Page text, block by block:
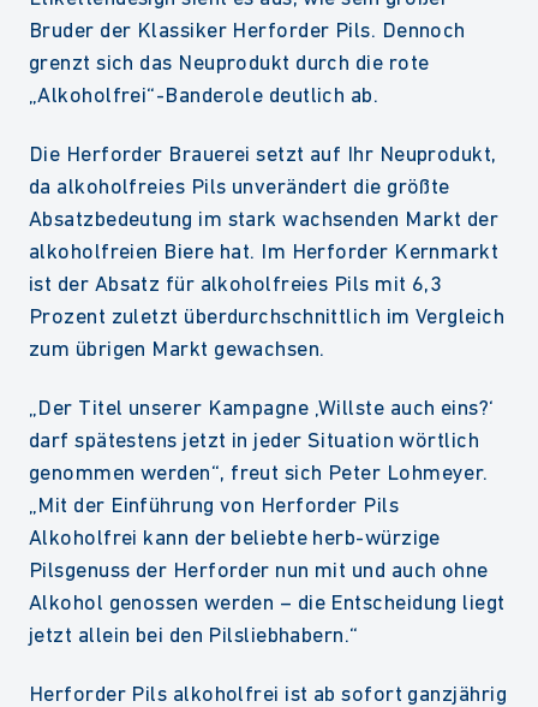
Bruder der Klassiker Herforder Pils. Dennoch
grenzt sich das Neuprodukt durch die rote
„Alkoholfrei“-Banderole deutlich ab.
Die Herforder Brauerei setzt auf Ihr Neuprodukt,
da alkoholfreies Pils unverändert die größte
Absatzbedeutung im stark wachsenden Markt der
alkoholfreien Biere hat. Im Herforder Kernmarkt
ist der Absatz für alkoholfreies Pils mit 6,3
Prozent zuletzt überdurchschnittlich im Vergleich
zum übrigen Markt gewachsen.
„Der Titel unserer Kampagne ‚Willste auch eins?‘
darf spätestens jetzt in jeder Situation wörtlich
genommen werden“, freut sich Peter Lohmeyer.
„Mit der Einführung von Herforder Pils
Alkoholfrei kann der beliebte herb-würzige
Pilsgenuss der Herforder nun mit und auch ohne
Alkohol genossen werden – die Entscheidung liegt
jetzt allein bei den Pilsliebhabern.“
Herforder Pils alkoholfrei ist ab sofort ganzjährig